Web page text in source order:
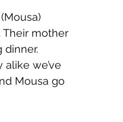
Their mother
dinner.
we’ve
Mousa go